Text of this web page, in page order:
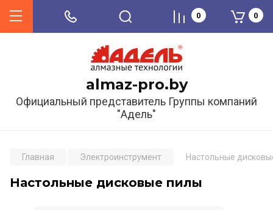
almaz-pro.by
Официальный представитель Группы компаний
"Адель"
0 0
Главная Электроинструмент Настольные
Настольные дисковые пилы